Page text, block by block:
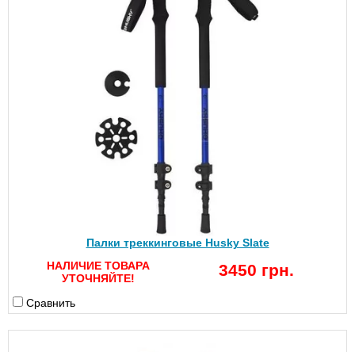
Палки треккинговые Husky Slate
НАЛИЧИЕ ТОВАРА
УТОЧНЯЙТЕ!
3450 грн.
Сравнить